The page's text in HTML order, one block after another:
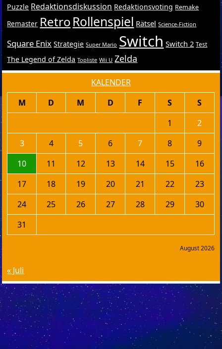
Puzzle Redaktionsdiskussion Redaktionsvoting Remake
Remaster RetroRollenspiel Rätsel Science-Fiction
Square Enix Strategie Super Mario Switch Switch 2 Test
The Legend of Zelda Topliste Wii U Zelda
KALENDER
August 2026
M D M D F S
S
1
2
3
4 5 6 7 8
9
10
11 12 13 14 15
16
17
18 19 20 21 22
23
24
25 26 27 28 29
30
31
« Juli